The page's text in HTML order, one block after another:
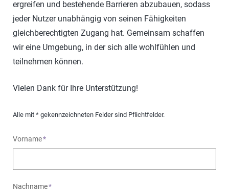
ergreifen und bestehende Barrieren abzubauen, sodass
jeder Nutzer unabhängig von seinen Fähigkeiten
gleichberechtigten Zugang hat. Gemeinsam schaffen
wir eine Umgebung, in der sich alle wohlfühlen und
teilnehmen können.
Vielen Dank für Ihre Unterstützung!
Alle mit * gekennzeichneten Felder sind Pflichtfelder.
Vorname*
Nachname*